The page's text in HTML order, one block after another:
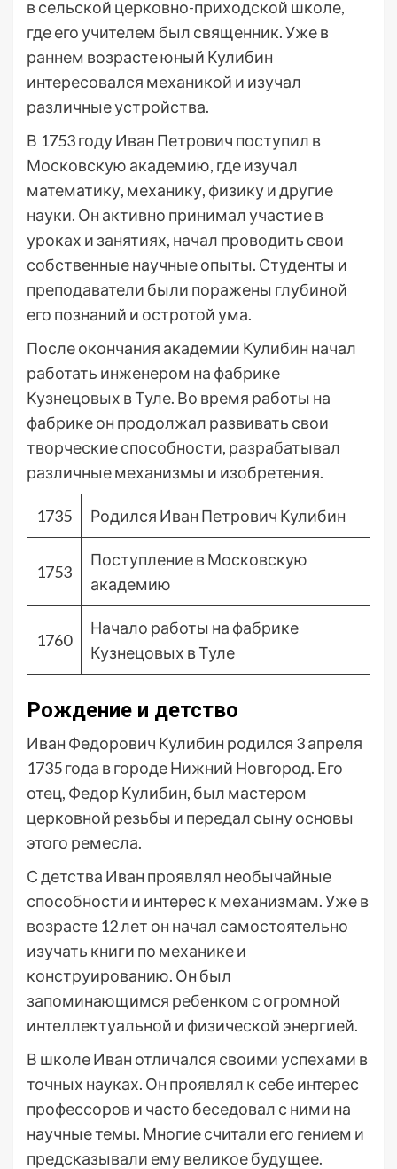
в сельской церковно-приходской школе,
где его учителем был священник. Уже в
раннем возрасте юный Кулибин
интересовался механикой и изучал
различные устройства.
В 1753 году Иван Петрович поступил в
Московскую академию, где изучал
математику, механику, физику и другие
науки. Он активно принимал участие в
уроках и занятиях, начал проводить свои
собственные научные опыты. Студенты и
преподаватели были поражены глубиной
его познаний и остротой ума.
После окончания академии Кулибин начал
работать инженером на фабрике
Кузнецовых в Туле. Во время работы на
фабрике он продолжал развивать свои
творческие способности, разрабатывал
различные механизмы и изобретения.
1735 Родился Иван Петрович Кулибин
1753
Поступление в Московскую
академию
1760
Начало работы на фабрике
Кузнецовых в Туле
Рождение и детство
Иван Федорович Кулибин родился 3 апреля
1735 года в городе Нижний Новгород. Его
отец, Федор Кулибин, был мастером
церковной резьбы и передал сыну основы
этого ремесла.
С детства Иван проявлял необычайные
способности и интерес к механизмам. Уже в
возрасте 12 лет он начал самостоятельно
изучать книги по механике и
конструированию. Он был
запоминающимся ребенком с огромной
интеллектуальной и физической энергией.
В школе Иван отличался своими успехами в
точных науках. Он проявлял к себе интерес
профессоров и часто беседовал с ними на
научные темы. Многие считали его гением и
предсказывали ему великое будущее.